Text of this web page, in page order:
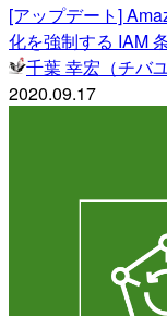
[アップデート]
化を強制する IAM
千葉 幸宏（チバユ
2020.09.17